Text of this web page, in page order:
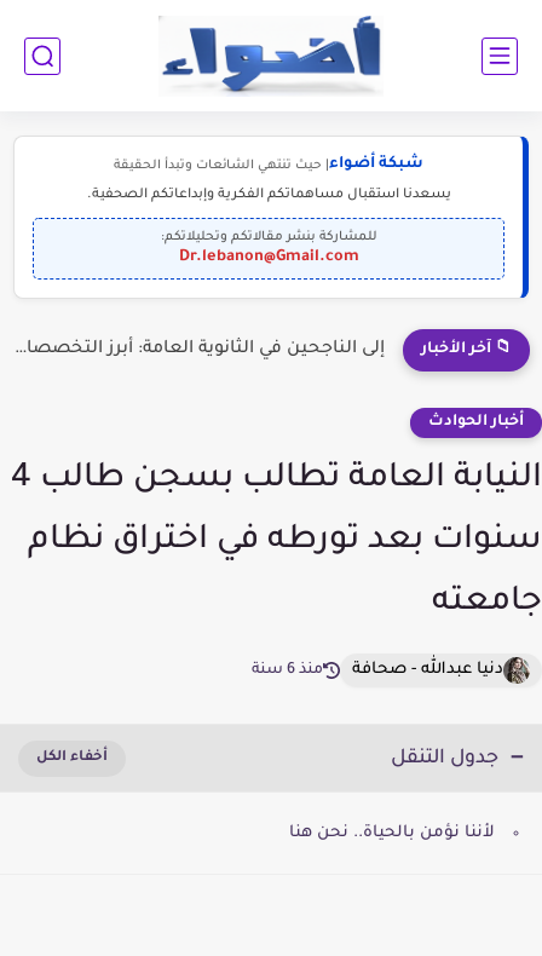
شبكة أضواء | حيث تنتهي الشائعات وتبدأ الحقيقة
يسعدنا استقبال مساهماتكم الفكرية وإبداعاتكم الصحفية.
للمشاركة بنشر مقالاتكم وتحليلاتكم:
Dr.lebanon@Gmail.com
📁 آخر الأخبار هل انتهى الشغف بالعودة إلى غزة؟
أخبار الحوادث
النيابة العامة تطالب بسجن طالب 4
سنوات بعد تورطه في اختراق نظام
جامعته
دنيا عبدالله - صحافة منذ 6 سنة
جدول التنقل
لأننا نؤمن بالحياة.. نحن هنا